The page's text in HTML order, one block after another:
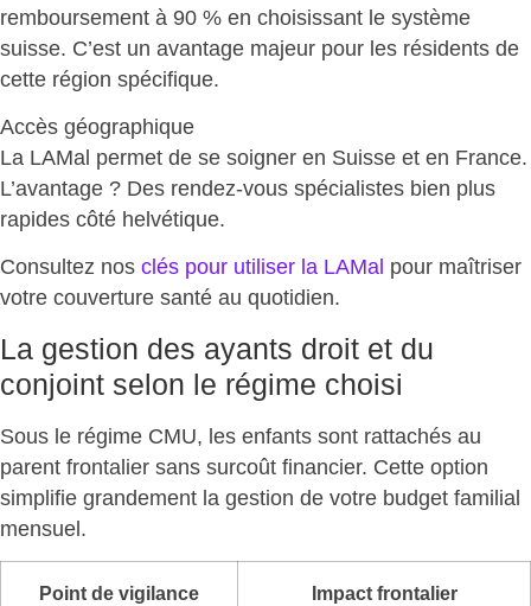
remboursement à 90 % en choisissant le système
suisse. C’est un avantage majeur pour les résidents de
cette région spécifique.
Accès géographique
La LAMal permet de se soigner en Suisse et en France.
L’avantage ? Des rendez-vous spécialistes bien plus
rapides côté helvétique.
Consultez nos clés pour utiliser la LAMal pour maîtriser
votre couverture santé au quotidien.
La gestion des ayants droit et du
conjoint selon le régime choisi
Sous le régime CMU, les enfants sont rattachés au
parent frontalier sans surcoût financier. Cette option
simplifie grandement la gestion de votre budget familial
mensuel.
Point de vigilance Impact frontalier